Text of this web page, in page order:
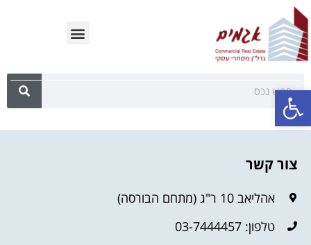
צור קשר
אהליאב 10 ר"ג (מתחם הבורסה)
טלפון: 03-7444457
פתח סרגל נגישות